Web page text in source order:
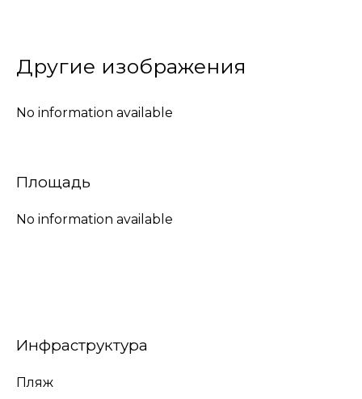
Другие изображения
No information available
Площадь
No information available
Инфраструктура
Пляж